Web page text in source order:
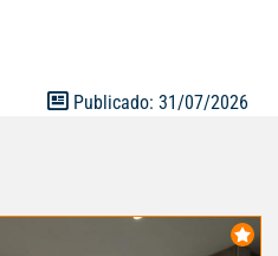
Publicado: 31/07/2026